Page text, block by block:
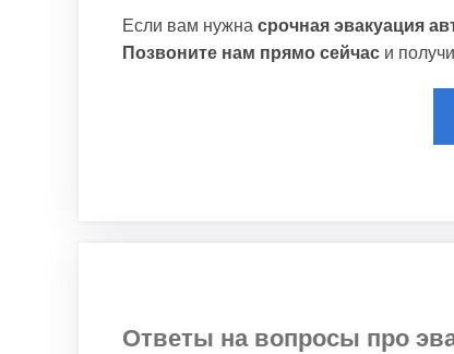
Если вам нужна срочная эвакуация
Позвоните нам прямо сейчас и
Ответы на вопросы про